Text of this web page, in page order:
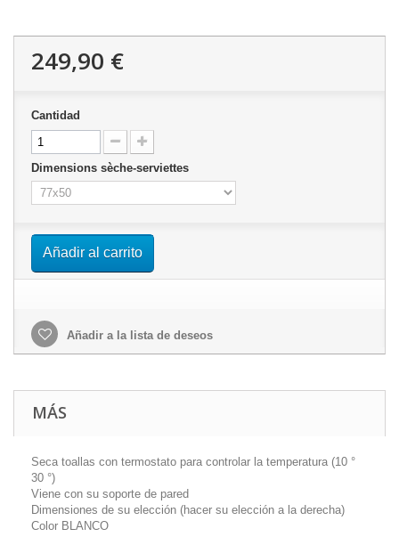
249,90 €
Cantidad
Dimensions sèche-serviettes
Añadir al carrito
Añadir a la lista de deseos
MÁS
Seca toallas con termostato para controlar la temperatura (10 °
30 °)
Viene con su soporte de pared
Dimensiones de su elección (hacer su elección a la derecha)
Color BLANCO